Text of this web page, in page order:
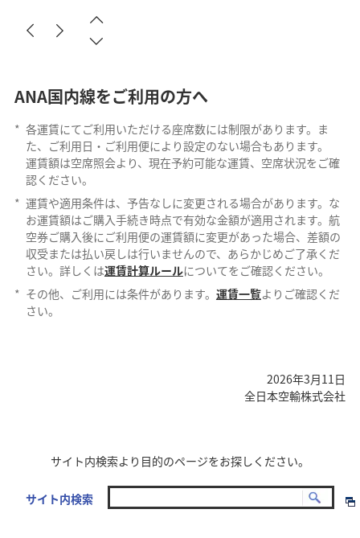
ANA国内線をご利用の方へ
* 各運賃にてご利用いただける座席数には制限があります。ま
た、ご利用日・ご利用便により設定のない場合もあります。
運賃額は空席照会より、現在予約可能な運賃、空席状況をご確
認ください。
* 運賃や適用条件は、予告なしに変更される場合があります。な
お運賃額はご購入手続き時点で有効な金額が適用されます。航
空券ご購入後にご利用便の運賃額に変更があった場合、差額の
収受または払い戻しは行いませんので、あらかじめご了承くだ
さい。詳しくは運賃計算ルールについてをご確認ください。
* その他、ご利用には条件があります。 運賃一覧よりご確認くだ
さい。
2026年3月11日
全日本空輸株式会社
サイト内検索より目的のページをお探しください。
サイト内検索